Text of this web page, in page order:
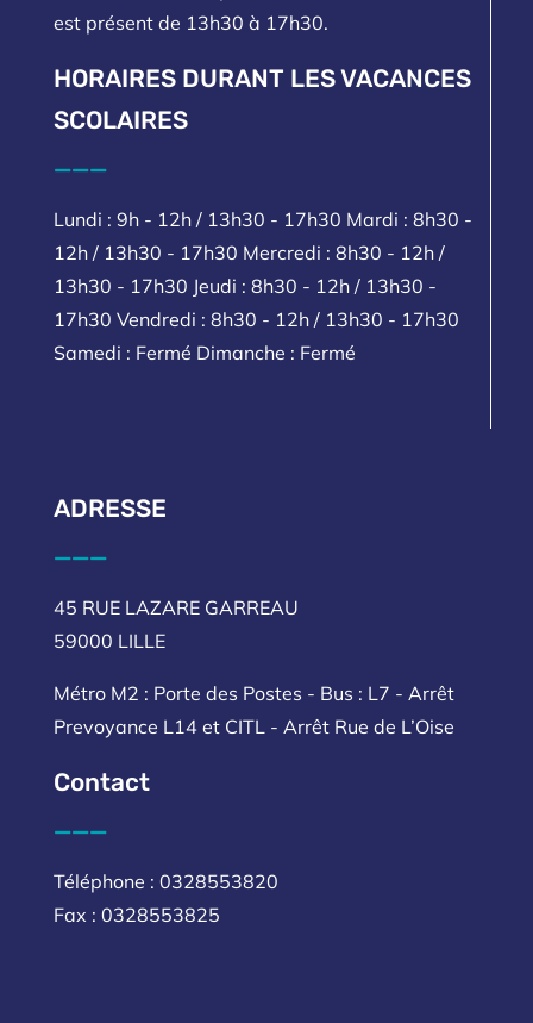
est présent de 13h30 à 17h30.
HORAIRES DURANT LES VACANCES
SCOLAIRES
___
Lundi : 9h - 12h / 13h30 - 17h30 Mardi : 8h30 -
12h / 13h30 - 17h30 Mercredi : 8h30 - 12h /
13h30 - 17h30 Jeudi : 8h30 - 12h / 13h30 -
17h30 Vendredi : 8h30 - 12h / 13h30 - 17h30
Samedi : Fermé Dimanche : Fermé
ADRESSE
___
45 RUE LAZARE GARREAU
59000 LILLE
Métro M2 : Porte des Postes - Bus : L7 - Arrêt
Prevoyance L14 et CITL - Arrêt Rue de L’Oise
Contact
___
Téléphone : 0328553820
Fax : 0328553825